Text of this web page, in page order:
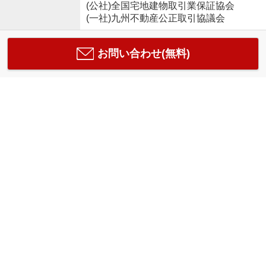
(公社)全国宅地建物取引業保証協会
(一社)九州不動産公正取引協議会
お問い合わせ(無料)